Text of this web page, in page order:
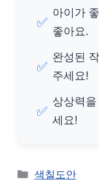
✅
아이가
좋아요.
✅
완성된
주세요!
✅
상상력
세요!
카
색칠도안